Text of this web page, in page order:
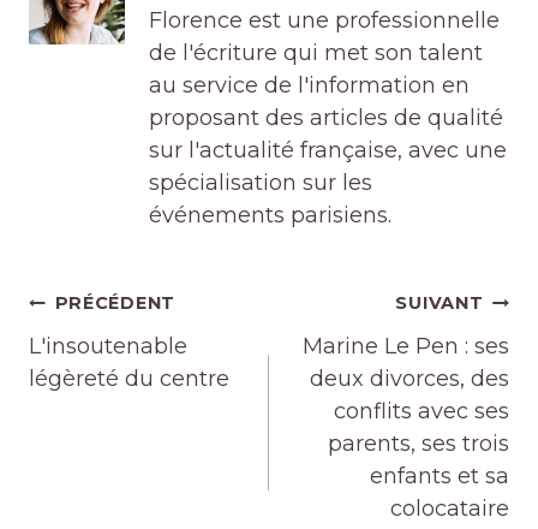
Florence est une professionnelle
de l'écriture qui met son talent
au service de l'information en
proposant des articles de qualité
sur l'actualité française, avec une
spécialisation sur les
événements parisiens.
Navigation
de
l’article
PRÉCÉDENT
L'insoutenable
légèreté du centre
SUIVANT
Marine Le Pen : ses
deux divorces, des
conflits avec ses
parents, ses trois
enfants et sa
colocataire